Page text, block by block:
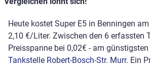
Heute kostet Super E5 in Benningen
2,10 €/Liter. Zwischen den 6 erfassten
Preisspanne bei 0,02€ - am
Tankstelle Robert-Bosch-Str. Murr. Ein